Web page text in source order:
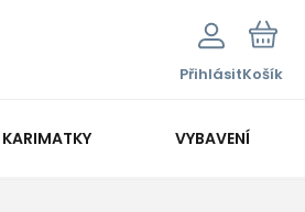
PřihlásitKošík
KARIMATKY VYBAVENÍ